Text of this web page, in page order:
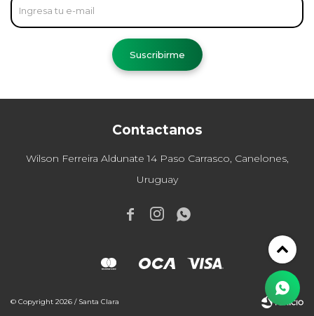
Contactanos
Wilson Ferreira Aldunate 14 Paso Carrasco, Canelones,
Uruguay
  
Suscribirme
© Copyright 2026 / Santa Clara